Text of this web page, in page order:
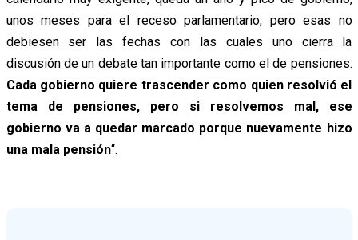
unos meses para el receso parlamentario, pero esas no
debiesen ser las fechas con las cuales uno cierra la
discusión de un debate tan importante como el de pensiones.
Cada gobierno quiere trascender como quien resolvió el
tema de pensiones, pero si resolvemos mal, ese
gobierno va a quedar marcado porque nuevamente hizo
una mala pensión“.